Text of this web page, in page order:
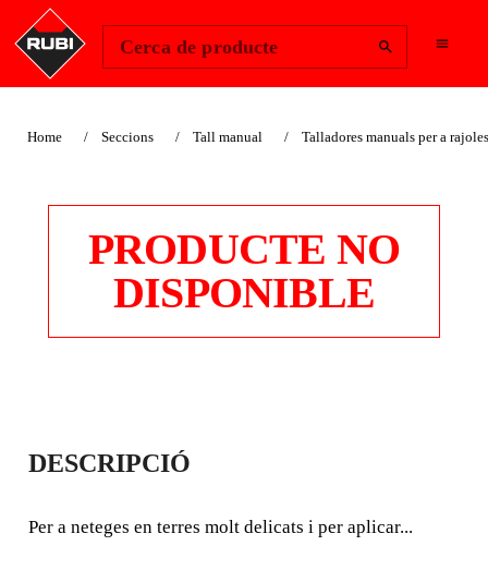
Cerca de producte
Home Seccions Tall manual Talladores manuals per a
PRODUCTE NO
DISPONIBLE
FREGALLS MOLT
SUAUS
Per a neteges en terres molt delicats i per aplicar ceres.
DESCRIPCIÓ
Per a neteges en terres molt delicats i per aplicar...